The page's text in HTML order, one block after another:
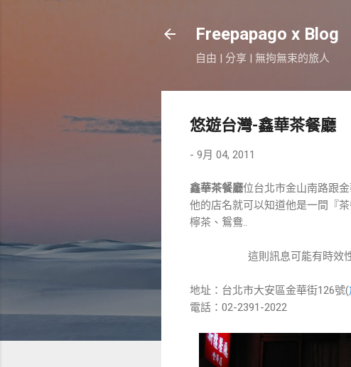
Freepapago x Blog
自由 | 分享 | 無拘無束的旅人
悠遊台灣-鑫華茶餐廳
- 9月 04, 2011
鑫華茶餐廳位台北市金山南路跟
他的店名就可以知道他是一間『
檸茶、鴛鴦..
這則訊息可能有時效
地址：台北市大安區金華街126號(
電話：02-2391-2022